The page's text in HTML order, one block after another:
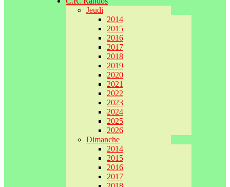
Jeudi
2014
2015
2016
2017
2018
2019
2020
2021
2022
2023
2024
2025
2026
Dimanche
2014
2015
2016
2017